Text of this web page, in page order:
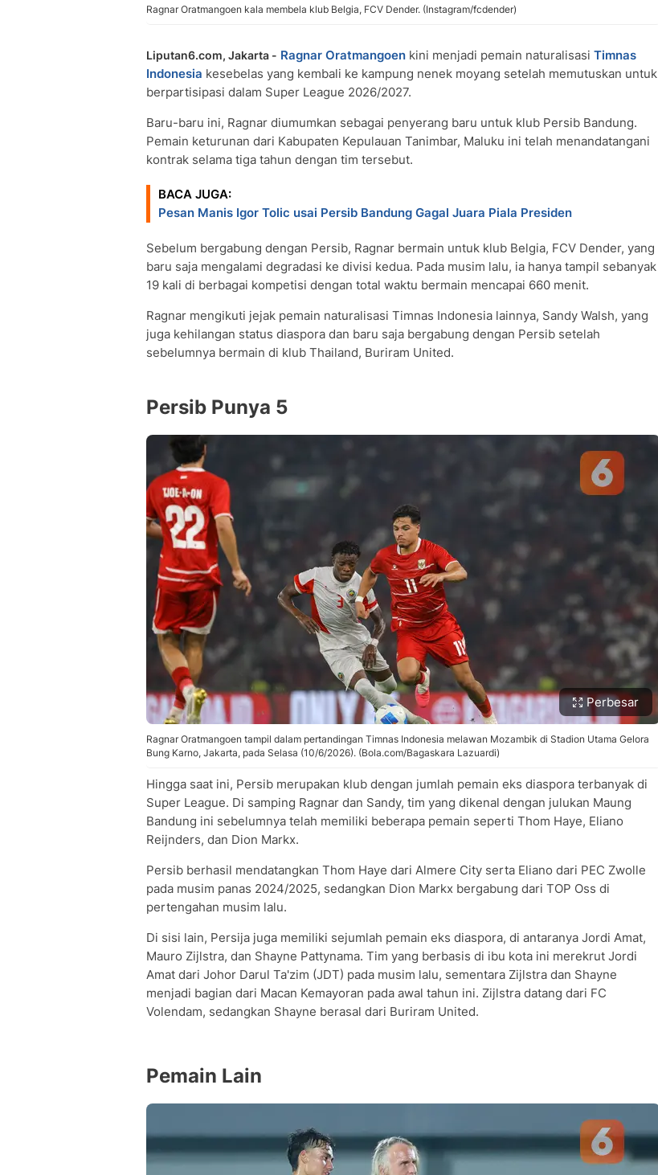
Ragnar Oratmangoen kala membela klub Belgia, FCV Dender. (Instagram/fcdender)
Liputan6.com, Jakarta - Ragnar Oratmangoen kini menjadi pemain naturalisasi Timnas
Indonesia kesebelas yang kembali ke kampung nenek moyang setelah memutuskan untuk
berpartisipasi dalam Super League 2026/2027.
Baru-baru ini, Ragnar diumumkan sebagai penyerang baru untuk klub Persib Bandung.
Pemain keturunan dari Kabupaten Kepulauan Tanimbar, Maluku ini telah menandatangani
kontrak selama tiga tahun dengan tim tersebut.
BACA JUGA:
Pesan Manis Igor Tolic usai Persib Bandung Gagal Juara Piala Presiden
Sebelum bergabung dengan Persib, Ragnar bermain untuk klub Belgia, FCV Dender, yang
baru saja mengalami degradasi ke divisi kedua. Pada musim lalu, ia hanya tampil sebanyak
19 kali di berbagai kompetisi dengan total waktu bermain mencapai 660 menit.
Ragnar mengikuti jejak pemain naturalisasi Timnas Indonesia lainnya, Sandy Walsh, yang
juga kehilangan status diaspora dan baru saja bergabung dengan Persib setelah
sebelumnya bermain di klub Thailand, Buriram United.
Persib Punya 5
Perbesar
Ragnar Oratmangoen tampil dalam pertandingan Timnas Indonesia melawan Mozambik di Stadion Utama Gelora
Bung Karno, Jakarta, pada Selasa (10/6/2026). (Bola.com/Bagaskara Lazuardi)
Hingga saat ini, Persib merupakan klub dengan jumlah pemain eks diaspora terbanyak di
Super League. Di samping Ragnar dan Sandy, tim yang dikenal dengan julukan Maung
Bandung ini sebelumnya telah memiliki beberapa pemain seperti Thom Haye, Eliano
Reijnders, dan Dion Markx.
Persib berhasil mendatangkan Thom Haye dari Almere City serta Eliano dari PEC Zwolle
pada musim panas 2024/2025, sedangkan Dion Markx bergabung dari TOP Oss di
pertengahan musim lalu.
Di sisi lain, Persija juga memiliki sejumlah pemain eks diaspora, di antaranya Jordi Amat,
Mauro Zijlstra, dan Shayne Pattynama. Tim yang berbasis di ibu kota ini merekrut Jordi
Amat dari Johor Darul Ta'zim (JDT) pada musim lalu, sementara Zijlstra dan Shayne
menjadi bagian dari Macan Kemayoran pada awal tahun ini. Zijlstra datang dari FC
Volendam, sedangkan Shayne berasal dari Buriram United.
Pemain Lain